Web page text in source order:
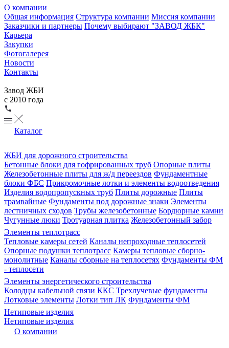
О компании
Общая информация Структура компании Миссия компании
Заказчики и партнеры Почему выбирают "ЗАВОД ЖБК"
Карьера
Закупки
Фотогалерея
Новости
Контакты
Завод ЖБИ
с 2010 года
Каталог
ЖБИ для дорожного строительства
Бетонные блоки для гофрированных труб Опорные плиты
Железобетонные плиты для ж/д переездов Фундаментные
блоки ФБС Прикромочные лотки и элементы водоотведения
Изделия водопропускных труб Плиты дорожные Плиты
трамвайные Фундаменты под дорожные знаки Элементы
лестничных сходов Трубы железобетонные Бордюрные камни
Чугунные люки Тротуарная плитка Железобетонный забор
Элементы теплотрасс
Тепловые камеры сетей Каналы непроходные теплосетей
Опорные подушки теплотрасс Камеры тепловые сборно-
монолитные Каналы сборные на теплосетях Фундаменты ФМ
- теплосети
Элементы энергетического строительства
Колодцы кабельной связи ККС Трехлучевые фундаменты
Лотковые элементы Лотки тип ЛК Фундаменты ФМ
Нетиповые изделия
Нетиповые изделия
О компании